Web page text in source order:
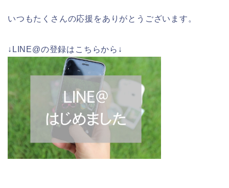
いつもたくさんの応援をありがとうございます。
↓LINE@の登録はこちらから↓